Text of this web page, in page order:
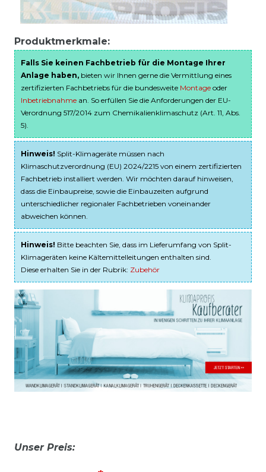
Produktmerkmale:
Falls Sie keinen Fachbetrieb für die Montage Ihrer
Anlage haben, bieten wir Ihnen gerne die Vermittlung eines
zertifizierten Fachbetriebs für die bundesweite Montage oder
Inbetriebnahme an. So erfüllen Sie die Anforderungen der EU-
Verordnung 517/2014 zum Chemikalienklimaschutz (Art. 11, Abs.
5).
Hinweis! Split-Klimageräte müssen nach
Klimaschutzverordnung (EU) 2024/2215 von einem zertifizierten
Fachbetrieb installiert werden. Wir möchten darauf hinweisen,
dass die Einbaupreise, sowie die Einbauzeiten aufgrund
unterschiedlicher regionaler Fachbetrieben voneinander
abweichen können.
Hinweis! Bitte beachten Sie, dass im Lieferumfang von Split-
Klimageräten keine Kältemittelleitungen enthalten sind.
Diese erhalten Sie in der Rubrik: Zubehör
Unser Preis: